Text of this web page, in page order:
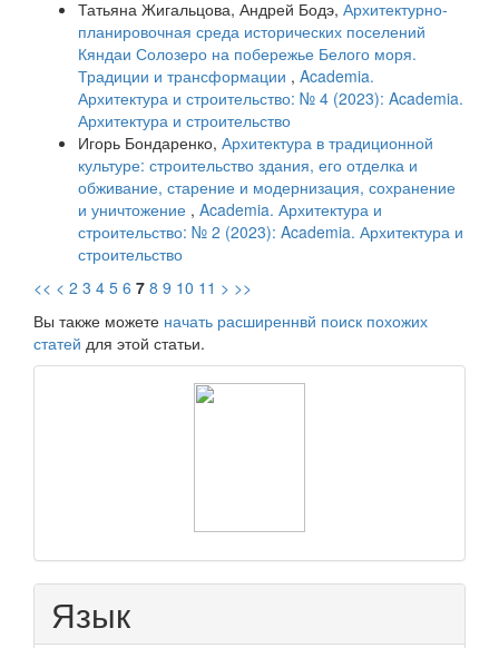
Татьяна Жигальцова, Андрей Бодэ, Архитектурно-
планировочная среда исторических поселений
Кяндаи Солозеро на побережье Белого моря.
Традиции и трансформации , Academia.
Архитектура и строительство: № 4 (2023): Academia.
Архитектура и строительство
Игорь Бондаренко, Архитектура в традиционной
культуре: строительство здания, его отделка и
обживание, старение и модернизация, сохранение
и уничтожение , Academia. Архитектура и
строительство: № 2 (2023): Academia. Архитектура и
строительство
<< < 2 3 4 5 6 7 8 9 10 11 > >>
Вы также можете начать расширеннвй поиск похожих
статей для этой статьи.
Язык